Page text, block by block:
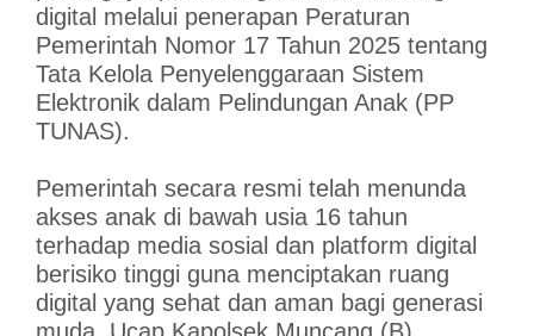
digital melalui penerapan Peraturan
Pemerintah Nomor 17 Tahun 2025 tentang
Tata Kelola Penyelenggaraan Sistem
Elektronik dalam Pelindungan Anak (PP
TUNAS).
Pemerintah secara resmi telah menunda
akses anak di bawah usia 16 tahun
terhadap media sosial dan platform digital
berisiko tinggi guna menciptakan ruang
digital yang sehat dan aman bagi generasi
muda. Ucap Kapolsek Muncang.(B)